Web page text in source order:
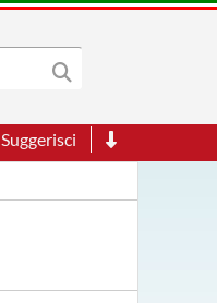
Suggerisci